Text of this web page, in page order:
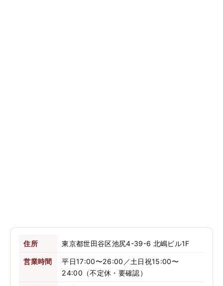
住所 東京都世田谷区池尻4-39-6 北嶋ビル1F
営業時間
平日17:00〜26:00／土日祝15:00〜
24:00（不定休・要確認）